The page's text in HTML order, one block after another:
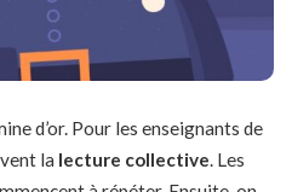
d’or. Pour les enseignants de
la lecture collective. Les